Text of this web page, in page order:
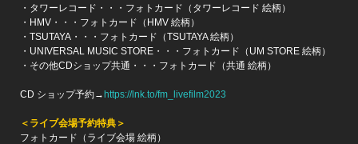
・タワーレコード・・・フォトカード（タワーレコード 絵柄）
・HMV・・・フォトカード（HMV 絵柄）
・TSUTAYA・・・フォトカード（TSUTAYA 絵柄）
・UNIVERSAL MUSIC STORE・・・フォトカード（UM STORE 絵柄）
・その他CDショップ共通・・・フォトカード（共通 絵柄）
CD ショップ予約→https://lnk.to/fm_livefilm2023
＜ライブ会場予約特典＞
フォトカード（ライブ会場 絵柄）